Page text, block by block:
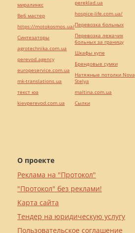
О проекте
Реклама на "Протокол"
"Протокол" без реклами!
Карта сайта
Тендер на юридическую услугу
Пользовательское соглашение
миралинкс
Веб мастер
https://motokosmos.ua/
Синтезаторы
agrotechnika.com.ua
perevod.agency
europeservice.com.ua
mk-translations.ua
текст юа
kievperevod.com.ua
pereklad.ua
hospice-life.com.ua/
Перевозка больных
Перевозка лежачих
больных за границу
Шкафы купе
Брендовые сумки
Натяжные потолки Nova
Stelya
maltina.com.ua
Cылки